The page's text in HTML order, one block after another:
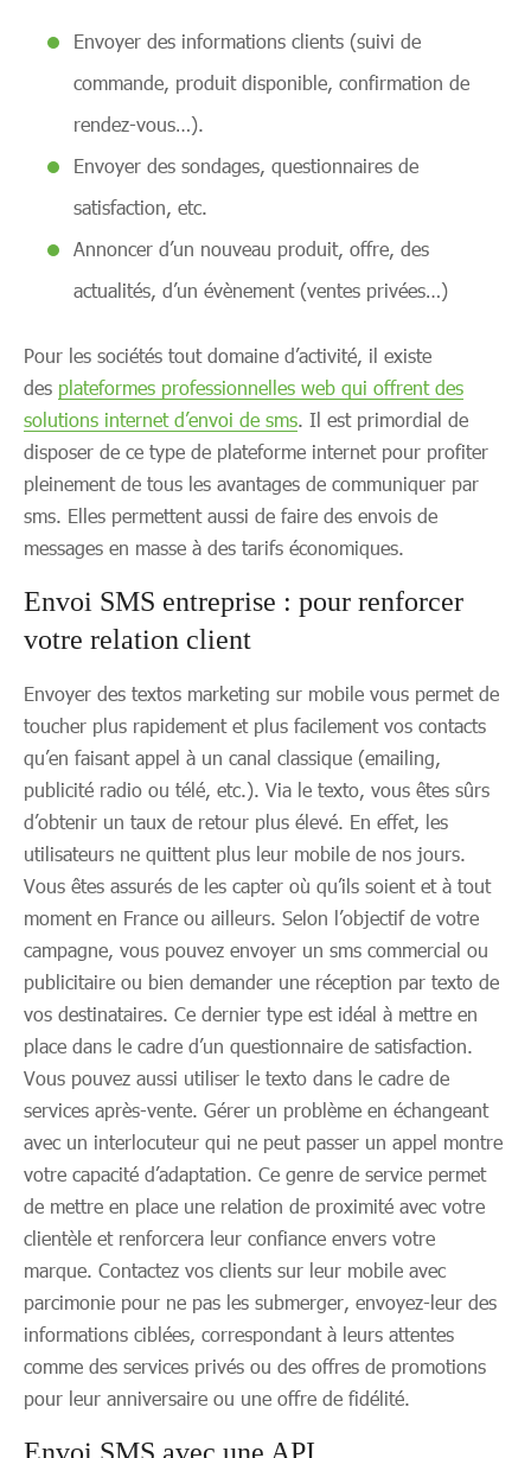
Envoyer des informations clients (suivi de
commande, produit disponible, confirmation de
rendez-vous…).
Envoyer des sondages, questionnaires de
satisfaction, etc.
Annoncer d’un nouveau produit, offre, des
actualités, d’un évènement (ventes privées…)
Pour les sociétés tout domaine d’activité, il existe
des plateformes professionnelles web qui offrent des
solutions internet d’envoi de sms. Il est primordial de
disposer de ce type de plateforme internet pour profiter
pleinement de tous les avantages de communiquer par
sms. Elles permettent aussi de faire des envois de
messages en masse à des tarifs économiques.
Envoi SMS entreprise : pour renforcer
votre relation client
Envoyer des textos marketing sur mobile vous permet de
toucher plus rapidement et plus facilement vos contacts
qu’en faisant appel à un canal classique (emailing,
publicité radio ou télé, etc.). Via le texto, vous êtes sûrs
d’obtenir un taux de retour plus élevé. En effet, les
utilisateurs ne quittent plus leur mobile de nos jours.
Vous êtes assurés de les capter où qu’ils soient et à tout
moment en France ou ailleurs. Selon l’objectif de votre
campagne, vous pouvez envoyer un sms commercial ou
publicitaire ou bien demander une réception par texto de
vos destinataires. Ce dernier type est idéal à mettre en
place dans le cadre d’un questionnaire de satisfaction.
Vous pouvez aussi utiliser le texto dans le cadre de
services après-vente. Gérer un problème en échangeant
avec un interlocuteur qui ne peut passer un appel montre
votre capacité d’adaptation. Ce genre de service permet
de mettre en place une relation de proximité avec votre
clientèle et renforcera leur confiance envers votre
marque. Contactez vos clients sur leur mobile avec
parcimonie pour ne pas les submerger, envoyez-leur des
informations ciblées, correspondant à leurs attentes
comme des services privés ou des offres de promotions
pour leur anniversaire ou une offre de fidélité.